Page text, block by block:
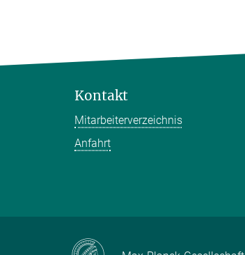
Kontakt
Mitarbeiterverzeichnis
Anfahrt